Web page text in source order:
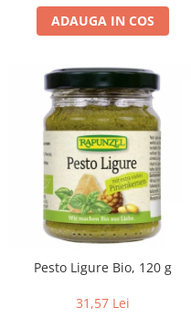
ADAUGA IN COS
Pesto Ligure Bio, 120 g
31,57 Lei